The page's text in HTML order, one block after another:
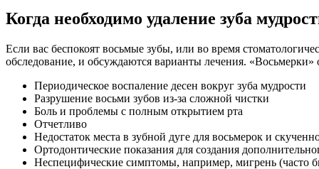
Когда необходимо удаление зуба
Если вас беспокоят восьмые зубы, или во время
обследование, и обсуждаются варианты лечения.
Периодическое воспаление десен вокруг зуба мудрости
Разрушение восьми зубов из-за сложной чистки
Боль и проблемы с полным открытием рта
Отчетливо
Недостаток места в зубной дуге для восьмерок и
Ортодонтические показания для создания
Неспецифические симптомы, например, мигрень (часто